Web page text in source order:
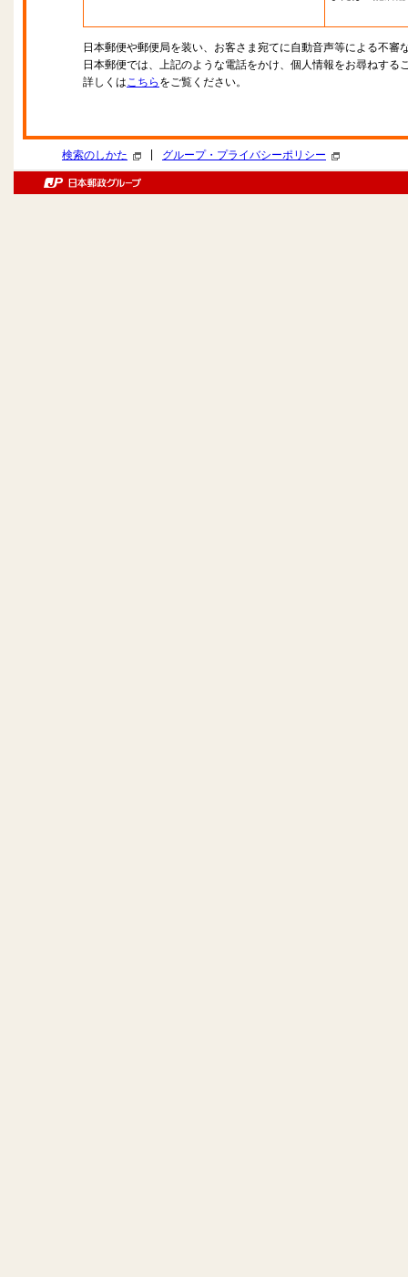
日本郵便や郵便局を装い、お客さま宛てに自動音声等による不審
日本郵便では、上記のような電話をかけ、個人情報をお尋ねする
詳しくはこちら をご覧ください。
検索のしかた グループ・プライバシーポリシー